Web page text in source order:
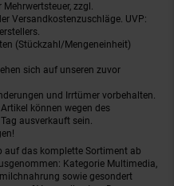
zzgl.
Versandkostenzuschläge. UVP:
(Stückzahl/Mengeneinheit)
sich auf unseren zuvor
und Irrtümer vorbehalten.
können wegen des
ausverkauft sein.
auf das komplette Sortiment ab
Kategorie Multimedia,
sowie gesondert